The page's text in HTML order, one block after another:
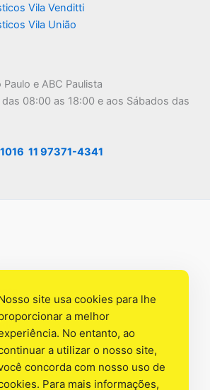
Vila Venditti
Vila União
e ABC Paulista
08:00 as 18:00 e aos Sábados das
11 97371-4341
site usa cookies para lhe
a melhor
No entanto, ao
a utilizar o nosso site,
concorda com nosso uso de
Para mais informações,